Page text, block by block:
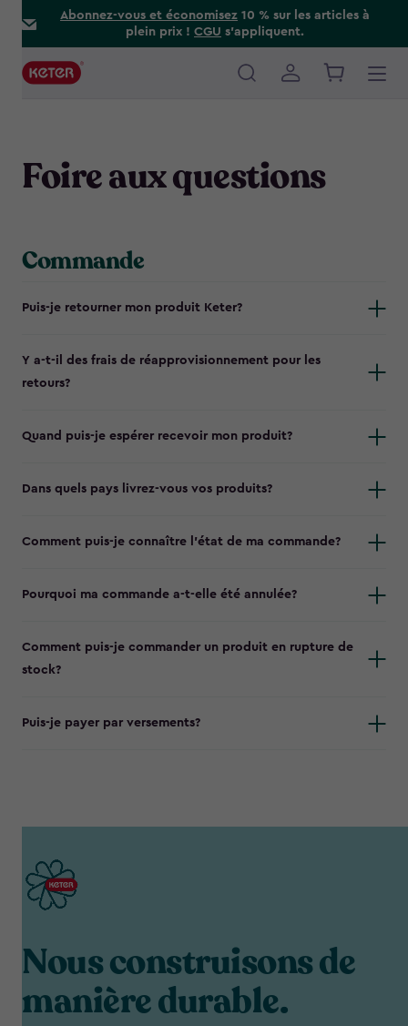
Abonnez-vous et économisez 10 % sur les articles à
plein prix ! CGU s’appliquent.
Main
Foire aux questions
Commande
Puis-je retourner mon produit Keter?
Y a-t-il des frais de réapprovisionnement pour les
retours?
Quand puis-je espérer recevoir mon produit?
Dans quels pays livrez-vous vos produits?
Comment puis-je connaître l’état de ma commande?
Pourquoi ma commande a-t-elle été annulée?
Comment puis-je commander un produit en rupture de
stock?
Puis-je payer par versements?
Nous construisons de
manière durable.